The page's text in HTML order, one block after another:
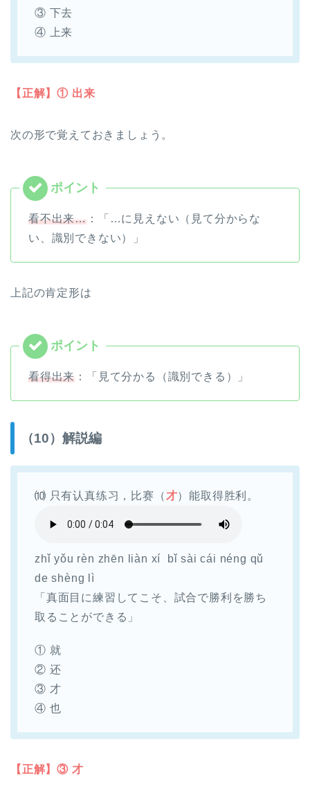
③ 下去
④ 上来
【正解】① 出来
次の形で覚えておきましょう。
看不出来… ：「…に見えない（見て分からな
い、識別できない）」
上記の肯定形は
看得出来 ：「見て分かる（識別できる）」
（10）解説編
⑽ 只有认真练习，比赛（ 才）能取得胜利。
zhǐ yǒu rèn zhēn liàn xí bǐ sài cái néng qǔ
de shèng lì
「真面目に練習してこそ、試合で勝利を勝ち
取ることができる」
① 就
② 还
③ 才
④ 也
【正解】③ 才